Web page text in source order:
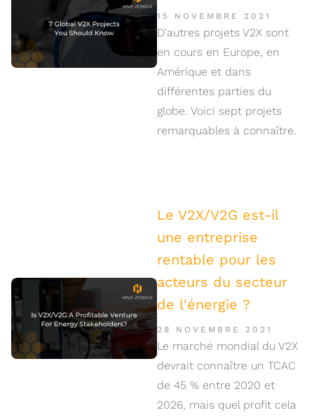
15 NOVEMBRE 2021
D'autres projets V2X sont
en cours en Europe, en
Amérique et dans
différentes parties du
globe. Voici sept projets
remarquables à connaître.
Le V2X/V2G est-il
une entreprise
rentable pour les
acteurs du secteur
de l'énergie ?
28 NOVEMBRE 2021
Le marché mondial du V2X
devrait connaître un TCAC
de 45 % entre 2020 et
2026, mais quel profit cela